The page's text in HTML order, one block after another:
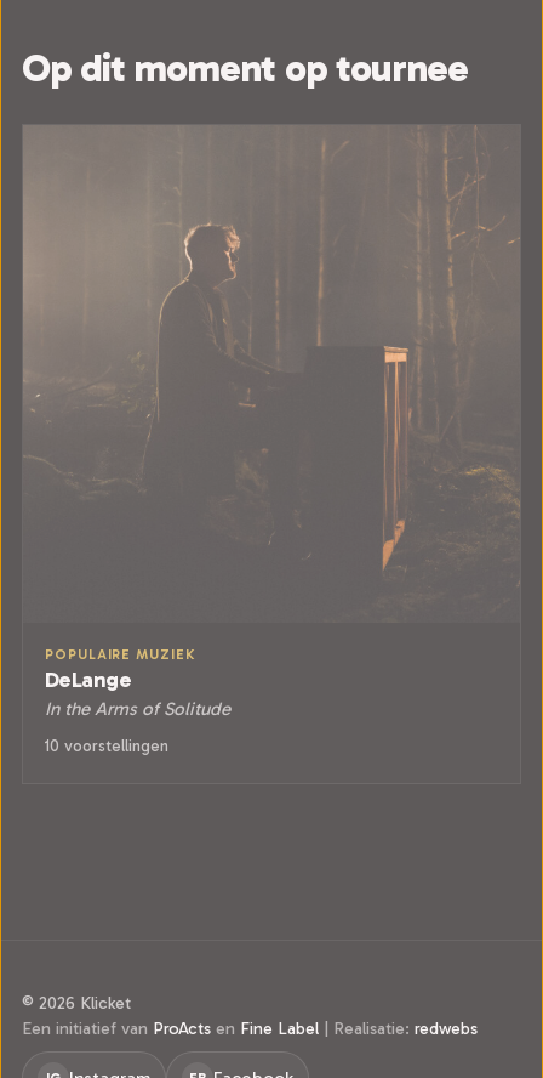
Op dit moment op tournee
POPULAIRE MUZIEK
DeLange
In the Arms of Solitude
10 voorstellingen
© 2026 Klicket
Een initiatief van ProActs en Fine Label | Realisatie: redwebs